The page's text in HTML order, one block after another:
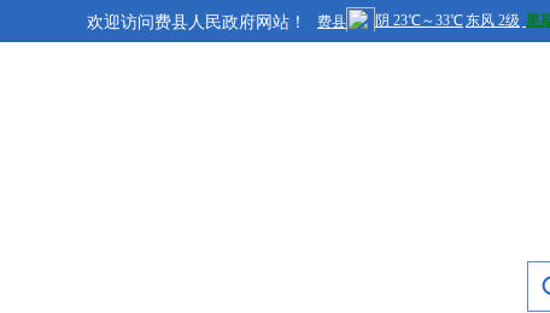
欢迎访问费县人民政府网站！